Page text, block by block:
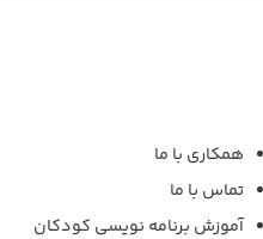
همکاری با ما
تماس با ما
آموزش برنامه نویسی کودکان